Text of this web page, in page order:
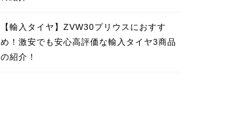
【輸入タイヤ】ZVW30プリウスにおすす
め！激安でも安心高評価な輸入タイヤ3商品
の紹介！